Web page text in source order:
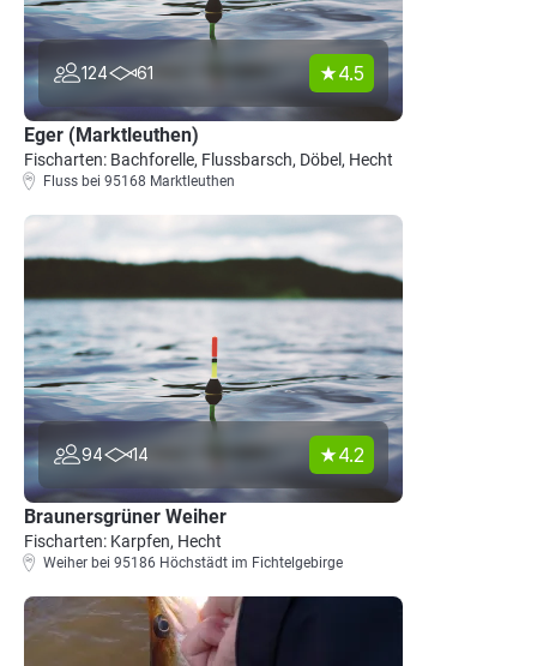
124 61 4.5
Eger (Marktleuthen)
Fischarten: Bachforelle, Flussbarsch, Döbel, Hecht
Fluss bei 95168 Marktleuthen
94 14 4.2
Braunersgrüner Weiher
Fischarten: Karpfen, Hecht
Weiher bei 95186 Höchstädt im Fichtelgebirge